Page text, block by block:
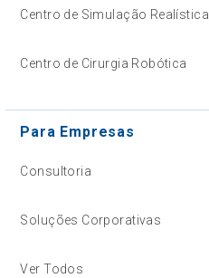
Centro de Simulação Realística
Centro de Cirurgia Robótica
Para Empresas
Consultoria
Soluções Corporativas
Ver Todos